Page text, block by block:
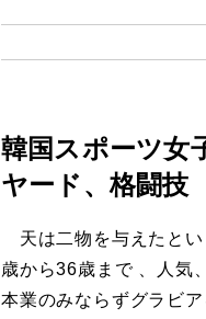
韓国スポーツ女
ヤード、格闘技
天は二物を与えたとい
歳から36歳まで 、人気
本業のみならずグラビ